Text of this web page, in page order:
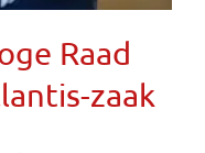
Raad
zaak